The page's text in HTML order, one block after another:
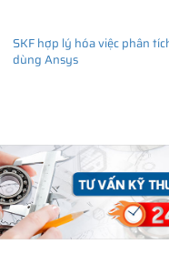
SKF hợp lý hóa việc phân
dùng Ansys